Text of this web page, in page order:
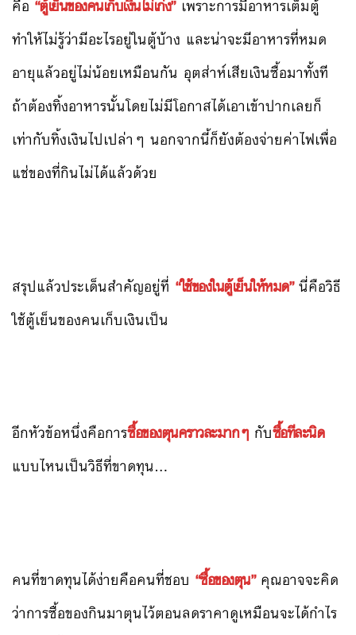
คือ “ตู้เย็นของคนเก็บเงินไม่เก่ง” เพราะการมีอาหารเต็มตู้
ทำให้ไม่รู้ว่ามีอะไรอยู่ในตู้บ้าง และน่าจะมีอาหารที่หมด
อายุแล้วอยู่ไม่น้อยเหมือนกัน อุตส่าห์เสียเงินซื้อมาทั้งที
ถ้าต้องทิ้งอาหารนั้นโดยไม่มีโอกาสได้เอาเข้าปากเลยก็
เท่ากับทิ้งเงินไปเปล่าๆ นอกจากนี้ก็ยังต้องจ่ายค่าไฟเพื่อ
แช่ของที่กินไม่ได้แล้วด้วย
สรุปแล้วประเด็นสำคัญอยู่ที่ “ใช้ของในตู้เย็นให้หมด”นี่คือวิธี
ใช้ตู้เย็นของคนเก็บเงินเป็น
อีกหัวข้อหนึ่งคือการซื้อของตุนคราวละมากๆกับซื้อทีละนิด
แบบไหนเป็นวิธีที่ขาดทุน…
คนที่ขาดทุนได้ง่ายคือคนที่ชอบ “ซื้อของตุน”คุณอาจจะคิด
ว่าการซื้อของกินมาตุนไว้ตอนลดราคาดูเหมือนจะได้กำไร